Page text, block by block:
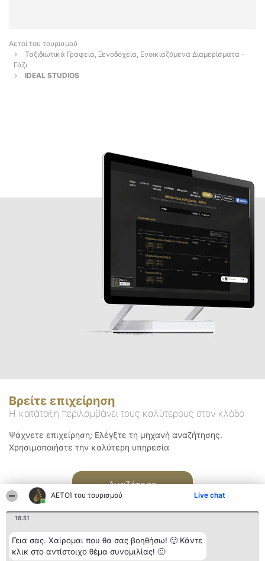
ΑΕΤΟΊ του τουρισμού Live chat
16:51
Γεια σας. Χαίρομαι που θα σας βοηθήσω! 🙂 Κάντε
κλικ στο αντίστοιχο θέμα συνομιλίας! 🙂
Αετοί του τουρισμού
Ταξιδιωτικά Γραφεία, Ξενοδοχεία, Ενοικιαζόμενα Διαμερίσματα -
Γάζι
IDEAL STUDIOS
Βρείτε επιχείρηση
Η κατάταξη περιλαμβάνει τους καλύτερους στον κλάδο
Ψάχνετε επιχείρηση; Ελέγξτε τη μηχανή αναζήτησης.
Χρησιμοποιήστε την καλύτερη υπηρεσία
Αναζήτηση